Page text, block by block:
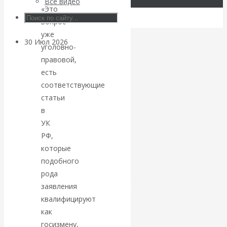
Центробанков?
30 Июл 2026
экономика
Валентин
Катасонов.
Искусственный
интеллект —
революционный
переход к
«Это
вопрос
уже
уголовно-
правовой,
есть
соответствующие
статьи
в
УК
РФ,
которые
подобного
рода
заявления
квалифицируют
как
госизмену,